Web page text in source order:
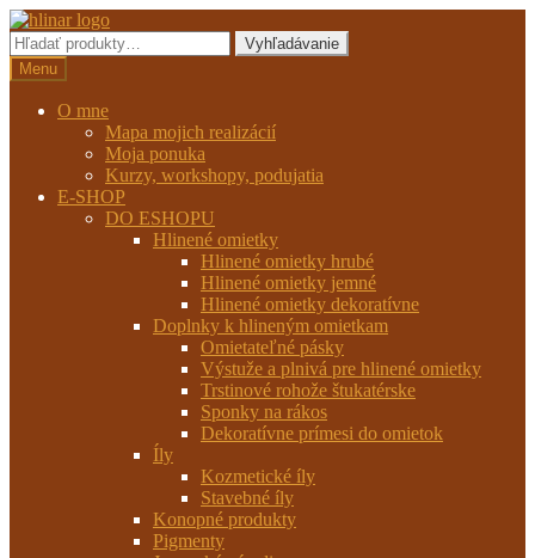
Preskočiť
na
navigáciu
Preskočiť
na
obsah
Hľadať:
Vyhľadávanie
Menu
O mne
Mapa mojich realizácií
Moja ponuka
Kurzy, workshopy, podujatia
E-SHOP
DO ESHOPU
Hlinené omietky
Hlinené omietky hrubé
Hlinené omietky jemné
Hlinené omietky dekoratívne
Doplnky k hlineným omietkam
Omietateľné pásky
Výstuže a plnivá pre hlinené omietky
Trstinové rohože štukatérske
Sponky na rákos
Dekoratívne prímesi do omietok
Íly
Kozmetické íly
Stavebné íly
Konopné produkty
Pigmenty